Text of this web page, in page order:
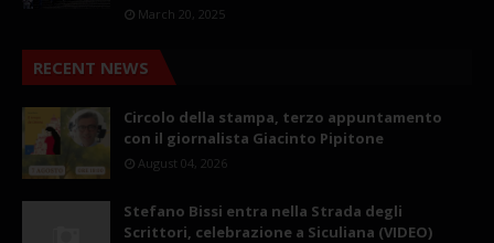
March 20, 2025
RECENT NEWS
Circolo della stampa, terzo appuntamento
con il giornalista Giacinto Pipitone
August 04, 2026
Stefano Bissi entra nella Strada degli
Scrittori, celebrazione a Siculiana (VIDEO)